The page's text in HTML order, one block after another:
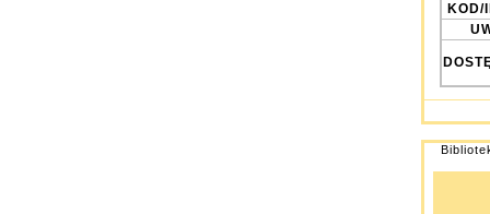
KOD/